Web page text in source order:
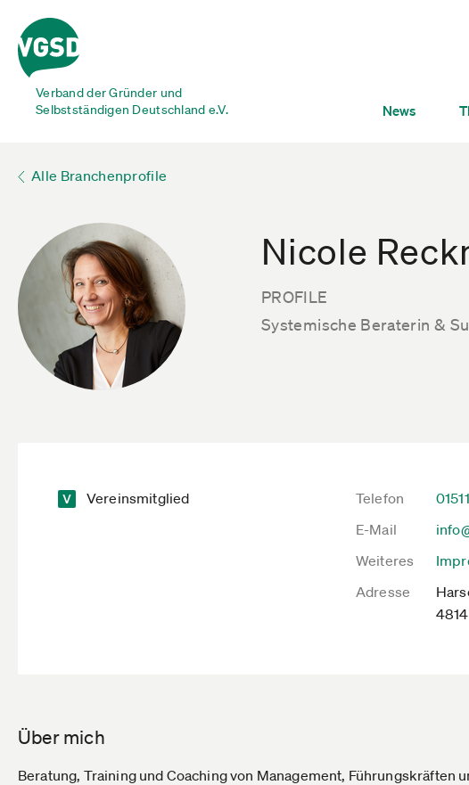
Verband der Gründer und
Selbstständigen Deutschland e.V.
News
Alle Branchenprofile
Nicole
PROFILE
Systemische Beraterin &
Vereinsmitglied Telefon
E-Mail
Weiteres
Adresse
Über mich
Beratung, Training und Coaching von Management, Führungskräften